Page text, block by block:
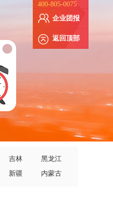
400-805-0075
企业团报
返回顶部
吉林
黑龙江
新疆 内蒙古